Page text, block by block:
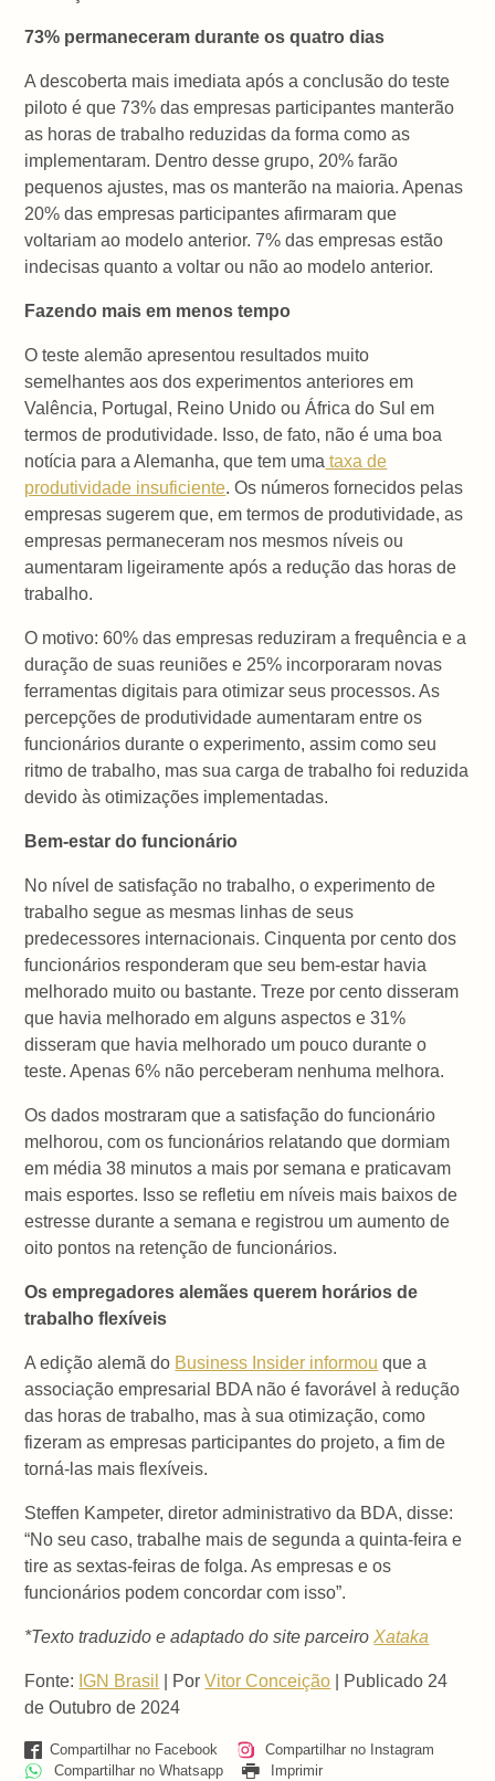
73% permaneceram durante os quatro dias
A descoberta mais imediata após a conclusão do teste
piloto é que 73% das empresas participantes manterão
as horas de trabalho reduzidas da forma como as
implementaram. Dentro desse grupo, 20% farão
pequenos ajustes, mas os manterão na maioria. Apenas
20% das empresas participantes afirmaram que
voltariam ao modelo anterior. 7% das empresas estão
indecisas quanto a voltar ou não ao modelo anterior.
Fazendo mais em menos tempo
O teste alemão apresentou resultados muito
semelhantes aos dos experimentos anteriores em
Valência, Portugal, Reino Unido ou África do Sul em
termos de produtividade. Isso, de fato, não é uma boa
notícia para a Alemanha, que tem uma taxa de
produtividade insuficiente. Os números fornecidos pelas
empresas sugerem que, em termos de produtividade, as
empresas permaneceram nos mesmos níveis ou
aumentaram ligeiramente após a redução das horas de
trabalho.
O motivo: 60% das empresas reduziram a frequência e a
duração de suas reuniões e 25% incorporaram novas
ferramentas digitais para otimizar seus processos. As
percepções de produtividade aumentaram entre os
funcionários durante o experimento, assim como seu
ritmo de trabalho, mas sua carga de trabalho foi reduzida
devido às otimizações implementadas.
Bem-estar do funcionário
No nível de satisfação no trabalho, o experimento de
trabalho segue as mesmas linhas de seus
predecessores internacionais. Cinquenta por cento dos
funcionários responderam que seu bem-estar havia
melhorado muito ou bastante. Treze por cento disseram
que havia melhorado em alguns aspectos e 31%
disseram que havia melhorado um pouco durante o
teste. Apenas 6% não perceberam nenhuma melhora.
Os dados mostraram que a satisfação do funcionário
melhorou, com os funcionários relatando que dormiam
em média 38 minutos a mais por semana e praticavam
mais esportes. Isso se refletiu em níveis mais baixos de
estresse durante a semana e registrou um aumento de
oito pontos na retenção de funcionários.
Os empregadores alemães querem horários de
trabalho flexíveis
A edição alemã do Business Insider informou que a
associação empresarial BDA não é favorável à redução
das horas de trabalho, mas à sua otimização, como
fizeram as empresas participantes do projeto, a fim de
torná-las mais flexíveis.
Steffen Kampeter, diretor administrativo da BDA, disse:
“No seu caso, trabalhe mais de segunda a quinta-feira e
tire as sextas-feiras de folga. As empresas e os
funcionários podem concordar com isso”.
*Texto traduzido e adaptado do site parceiroXataka
Fonte: IGN Brasil | PorVitor Conceição | Publicado 24
de Outubro de 2024
Compartilhar no Facebook
Compartilhar no Instagram
Compartilhar no Whatsapp
Imprimir